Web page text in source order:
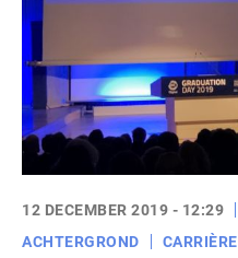
12 DECEMBER 2019 - 12:29
ACHTERGROND
CARRIÈRE